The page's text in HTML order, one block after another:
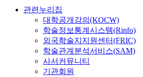
관련누리집
대학공개강의(KOCW)
학술정보통계시스템(Rinfo)
외국학술지지원센터(FRIC)
학술관계분석서비스(SAM)
사서커뮤니티
기관회원